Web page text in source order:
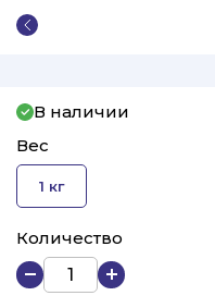
В наличии
Вес
1 кг
Количество